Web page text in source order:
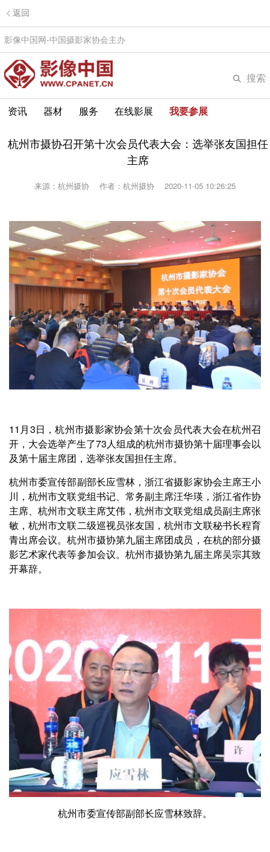
返回
影像中国网-中国摄影家协会主办
搜索
资讯 器材 服务 在线影展 我要参展
杭州市摄协召开第十次会员代表大会：选举张友国担任
主席
来源：杭州摄协 作者：杭州摄协 2020-11-05 10:26:25
11月3日，杭州市摄影家协会第十次会员代表大会在杭州召
开，大会选举产生了73人组成的杭州市摄协第十届理事会以
及第十届主席团，选举张友国担任主席。
杭州市委宣传部副部长应雪林，浙江省摄影家协会主席王小
川，杭州市文联党组书记、常务副主席汪华瑛，浙江省作协
主席、杭州市文联主席艾伟，杭州市文联党组成员副主席张
敏，杭州市文联二级巡视员张友国，杭州市文联秘书长程育
青出席会议。杭州市摄协第九届主席团成员，在杭的部分摄
影艺术家代表等参加会议。杭州市摄协第九届主席吴宗其致
开幕辞。
杭州市委宣传部副部长应雪林致辞。